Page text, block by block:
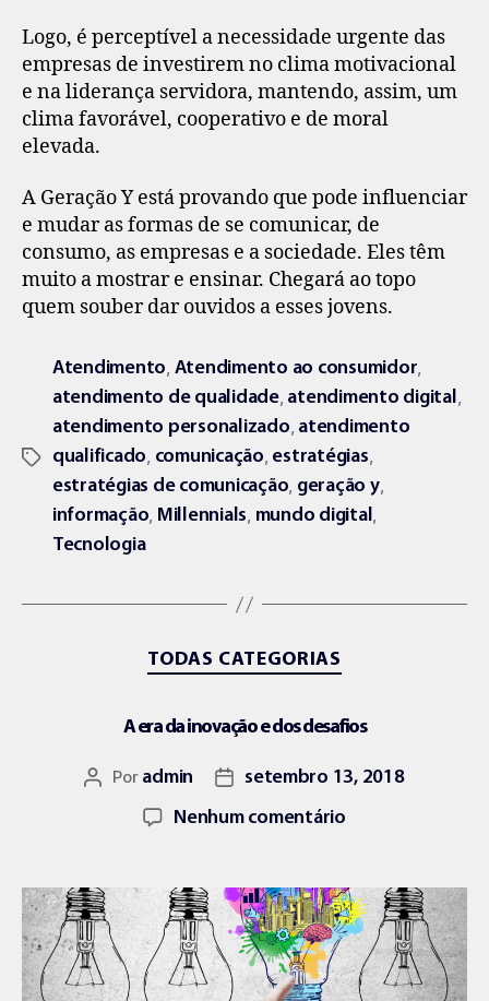
Logo, é perceptível a necessidade urgente das
empresas de investirem no clima motivacional
e na liderança servidora, mantendo, assim, um
clima favorável, cooperativo e de moral
elevada.
A Geração Y está provando que pode influenciar
e mudar as formas de se comunicar, de
consumo, as empresas e a sociedade. Eles têm
muito a mostrar e ensinar. Chegará ao topo
quem souber dar ouvidos a esses jovens.
Atendimento, Atendimento ao consumidor,
atendimento de qualidade, atendimento digital,
atendimento personalizado, atendimento
qualificado, comunicação, estratégias,
estratégias de comunicação, geração y,
informação, Millennials, mundo digital,
Tecnologia
TODAS CATEGORIAS
A era da inovação e dos desafios
Por admin
setembro 13, 2018
Nenhum comentário